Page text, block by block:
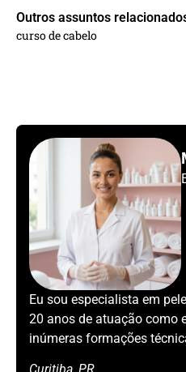
Outros assuntos
curso de cabelo
Eu sou especialista em
20 anos de atuação como
inúmeras formações